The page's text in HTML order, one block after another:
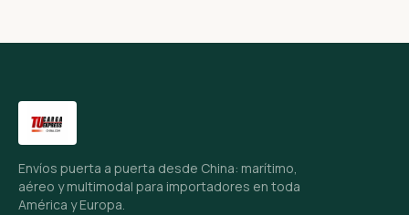
Envíos puerta a puerta desde China: marítimo,
aéreo y multimodal para importadores en toda
América y Europa.